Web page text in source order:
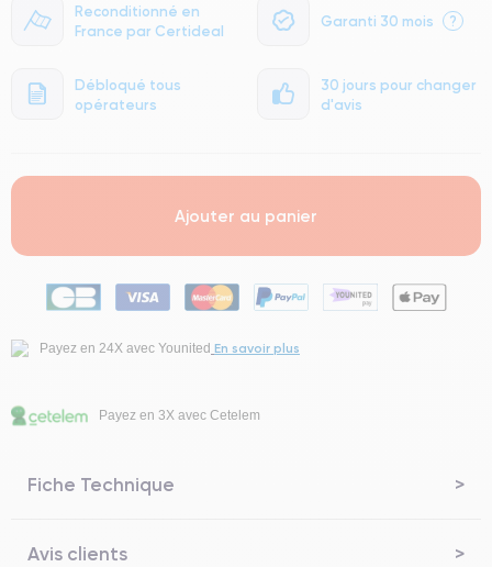
Reconditionné en
France par Certideal
Garanti 30 mois ?
Débloqué tous
opérateurs
30 jours pour changer
d'avis
Ajouter au panier
Payez en 24X avec Younited En savoir plus
Payez en 3X avec Cetelem
Fiche Technique
Avis clients